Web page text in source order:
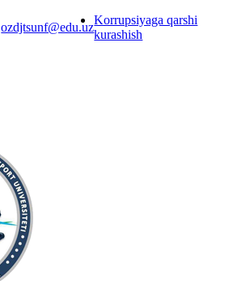
ozdjtsunf@edu.uz
Korrupsiyaga qarshi
kurashish